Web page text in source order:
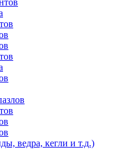
ведра, кегли и т.д.)